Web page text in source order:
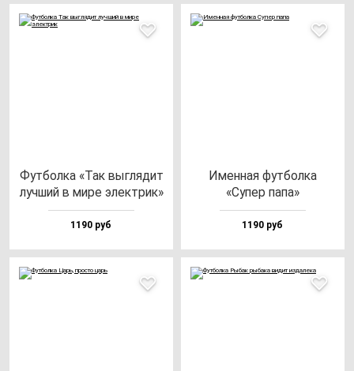
Фут­бол­ка «Так выг­ля­дит
луч­ший в ми­ре элек­трик»
1190 руб
Имен­ная фут­бол­ка
«Супер па­па»
1190 руб